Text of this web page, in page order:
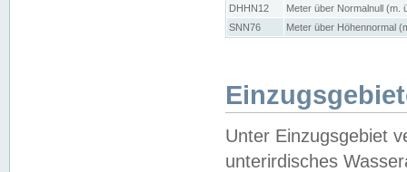
DHHN12
Meter über Normalnull (m.
SNN76
Meter über Höhennormal
Unter Einzugsgebiet
unterirdisches